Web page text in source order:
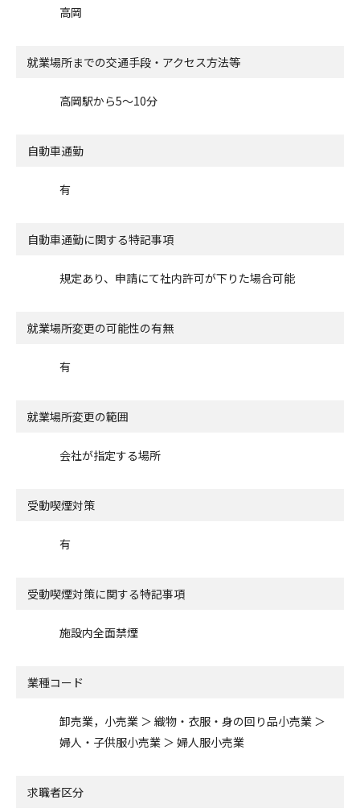
高岡
就業場所までの交通手段・アクセス方法等
高岡駅から5～10分
自動車通勤
有
自動車通勤に関する特記事項
規定あり、申請にて社内許可が下りた場合可能
就業場所変更の可能性の有無
有
就業場所変更の範囲
会社が指定する場所
受動喫煙対策
有
受動喫煙対策に関する特記事項
施設内全面禁煙
業種コード
卸売業，小売業 ＞ 織物・衣服・身の回り品小売業 ＞
婦人・子供服小売業 ＞ 婦人服小売業
求職者区分